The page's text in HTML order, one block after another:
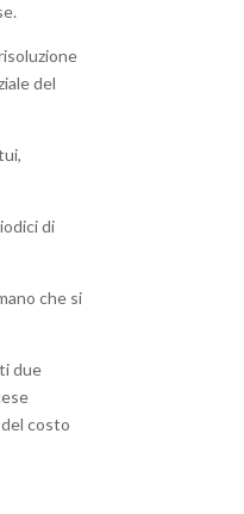
del
di
che si
due
costo